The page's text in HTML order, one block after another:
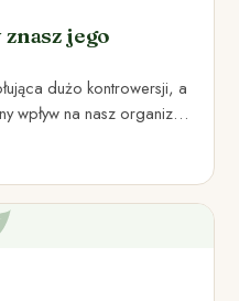
jego
dużo kontrowersji, a
wpływ na nasz organizm.